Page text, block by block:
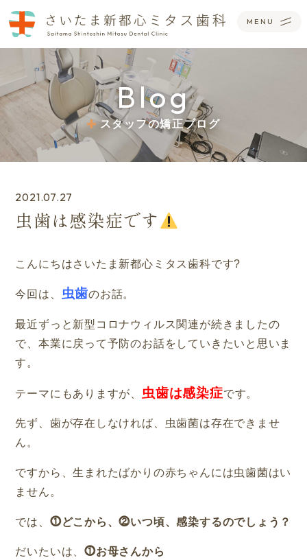
Blog
スタッフの矯正ブログ
2021.07.27
虫歯は感染症です
こんにちはさいたま新都心ミタス歯科です?
今回は、 虫歯のお話。
最近ずっと新型コロナウィルス関連が続きましたの
で、本業に戻って予防のお話をしていきたいと思いま
す。
テーマにもありますが、 虫歯は感染症です。
先ず、歯が存在しなければ、虫歯菌は存在できませ
ん。
ですから、生まれたばかりの赤ちゃんには虫歯菌はい
ません。
では、 ⓵どこから、⓶いつ頃、感染するのでしょう？
だいたいは、⓵お母さんから